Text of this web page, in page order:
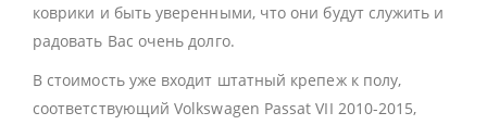
коврики и быть уверенными, что они будут служить и
радовать Вас очень долго.
В стоимость уже входит штатный крепеж к полу,
соответствующий Volkswagen Passat VII 2010-2015,